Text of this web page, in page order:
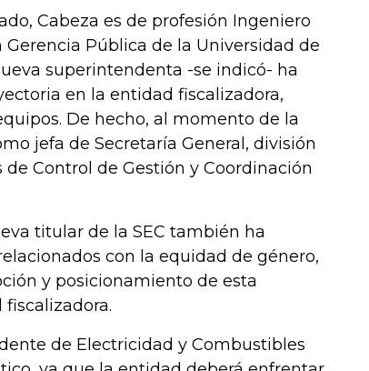
Cabeza es de profesión Ingeniero
Pública de la Universidad de
superintendenta -se indicó- ha
en la entidad fiscalizadora,
De hecho, al momento de la
jefa de Secretaría General, división
Control de Gestión y Coordinación
titular de la SEC también ha
con la equidad de género,
y posicionamiento de esta
de Electricidad y Combustibles